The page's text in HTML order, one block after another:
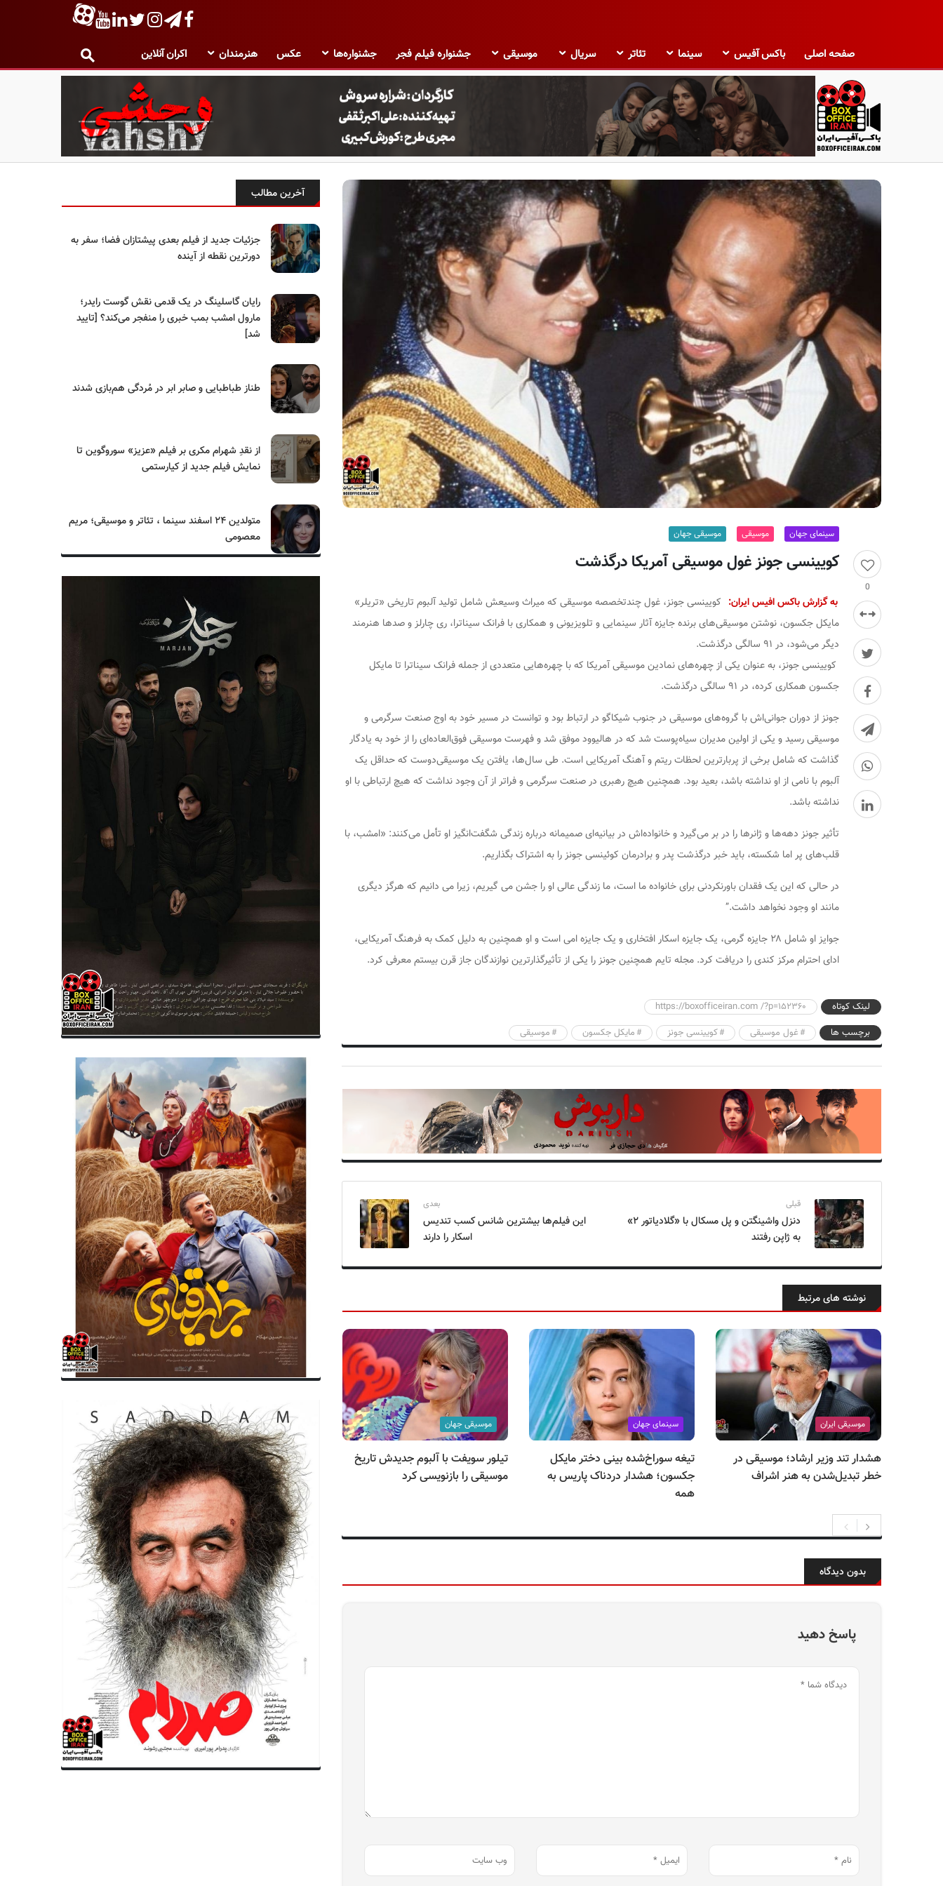
صفحه اصلی باکس آفیس سینما تئاتر سریال موسیقی جشنواره فیلم فجر جشنواره‌ها عکس هنرمندان اکران آنلاین
ب
ک
س
آ
ا
ن
0
سینمای جهان موسیقی موسیقی جهان
کویینسی جونز غول موسیقی آمریکا درگذشت
به گزارش باکس افیس ایران: کویینسی جونز، غول چندتخصصه موسیقی که میراث وسیعش شامل تولید آلبوم تاریخی «تریلر»
مایکل جکسون، نوشتن موسیقی‌های برنده جایزه آثار سینمایی و تلویزیونی و همکاری با فرانک سیناترا، ری چارلز و صدها هنرمند
دیگر می‌شود، در ۹۱ سالگی درگذشت.
کویینسی جونز، به عنوان یکی از چهره‌های نمادین موسیقی آمریکا که با چهره‌هایی متعددی از جمله فرانک سیناترا تا مایکل
جکسون همکاری کرده، در ۹۱ سالگی درگذشت.
جونز از دوران جوانی‌اش با گروه‌های موسیقی در جنوب شیکاگو در ارتباط بود و توانست در مسیر خود به اوج صنعت سرگرمی و
موسیقی رسید و یکی از اولین مدیران سیاه‌پوست شد که در هالیوود موفق شد و فهرست موسیقی فوق‌العاده‌ای را از خود به یادگار
گذاشت که شامل برخی از پربارترین لحظات ریتم و آهنگ آمریکایی است. طی سال‌ها، یافتن یک موسیقی‌دوست که حداقل یک
آلبوم با نامی از او نداشته باشد، بعید بود. همچنین هیچ رهبری در صنعت سرگرمی و فراتر از آن وجود نداشت که هیچ ارتباطی با او
نداشته باشد.
تأثیر جونز دهه‌ها و ژانرها را در بر می‌گیرد و خانواده‌اش در بیانیه‌ای صمیمانه درباره زندگی شگفت‌انگیز او تأمل می‌کنند: «امشب، با
قلب‌های پر اما شکسته، باید خبر درگذشت پدر و برادرمان کوئینسی جونز را به اشتراک بگذاریم.
در حالی که این یک فقدان باورنکردنی برای خانواده ما است، ما زندگی عالی او را جشن می گیریم، زیرا می دانیم که هرگز دیگری
مانند او وجود نخواهد داشت.”
جوایز او شامل ۲۸ جایزه گرمی، یک جایزه اسکار افتخاری و یک جایزه امی است و او همچنین به دلیل کمک به فرهنگ آمریکایی،
ادای احترام مرکز کندی را دریافت کرد. مجله تایم همچنین جونز را یکی از تأثیرگذارترین نوازندگان جاز قرن بیستم معرفی کرد.
لینک کوتاه
https://boxofficeiran.com /?p=152360
برچسب ها
غول موسیقی کویینسی جونز مایکل جکسون موسیقی
قبلی
دنزل واشینگتن و پل مسکال با «گلادیاتور ۲»
به ژاپن رفتند
بعدی
این فیلم‌ها بیشترین شانس کسب تندیس
اسکار را دارند
نوشته های مرتبط
موسیقی ایران
هشدار تند وزیر ارشاد؛ موسیقی در
خطر تبدیل‌شدن به هنر اشراف
سینمای جهان
تیغه سوراخ‌شده بینی دختر مایکل
جکسون؛ هشدار دردناک پاریس به
همه
موسیقی جهان
تیلور سویفت با آلبوم جدیدش تاریخ
موسیقی را بازنویسی کرد
تولد
متولدین ۲۳ شهریور سینما ، تئاتر و
موسیقی؛ لیندا کیانی
وفات
رحیم عزت بقایی هنرمند
موسیقی و سینما درگذشت
بدون دیدگاه
پاسخ دهید
آخرین مطالب
جزئیات جدید از فیلم بعدی پیشتازان فضا؛ سفر به
دورترین نقطه از آینده
رایان گاسلینگ در یک قدمی نقش گوست رایدر؛
مارول امشب بمب خبری را منفجر می‌کند؟ [تایید
شد]
طناز طباطبایی و صابر ابر در مُردگی هم‌بازی شدند
از نقدِ شهرام مکری بر فیلم «عزیز» سوروگوین تا
نمایش فیلم جدید از کیارستمی
متولدین ۲۴ اسفند سینما ، تئاتر و موسیقی؛ مریم
معصومی